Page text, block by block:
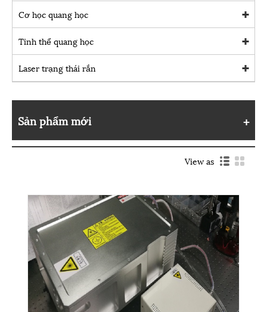
Cơ học quang học
Tinh thể quang học
Laser trạng thái rắn
Sản phẩm mới
View as